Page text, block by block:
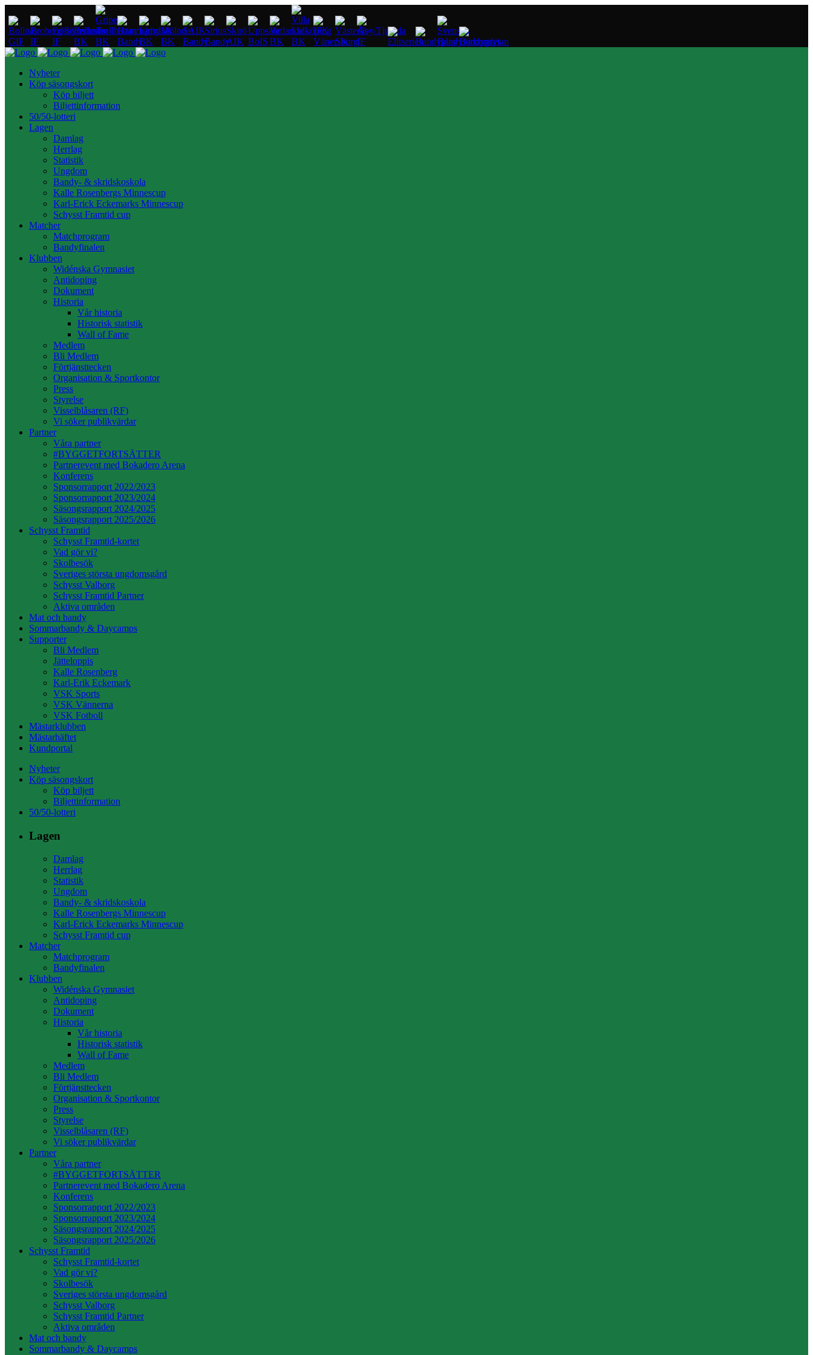
Nyheter
Köp säsongskort
Köp biljett
Biljettinformation
50/50-lotteri
Lagen
Damlag
Herrlag
Statistik
Ungdom
Bandy- & skridskoskola
Kalle Rosenbergs Minnescup
Karl-Erick Eckemarks Minnescup
Schysst Framtid cup
Matcher
Matchprogram
Bandyfinalen
Klubben
Widénska Gymnasiet
Antidoping
Dokument
Historia
Vår historia
Historisk statistik
Wall of Fame
Medlem
Bli Medlem
Förtjänsttecken
Organisation & Sportkontor
Press
Styrelse
Visselblåsaren (RF)
Vi söker publikvärdar
Partner
Våra partner
#BYGGETFORTSÄTTER
Partnerevent med Bokadero Arena
Konferens
Sponsorrapport 2022/2023
Sponsorrapport 2023/2024
Säsongsrapport 2024/2025
Säsongsrapport 2025/2026
Schysst Framtid
Schysst Framtid-kortet
Vad gör vi?
Skolbesök
Sveriges största ungdomsgård
Schysst Valborg
Schysst Framtid Partner
Aktiva områden
Mat och bandy
Sommarbandy & Daycamps
Supporter
Bli Medlem
Jätteloppis
Kalle Rosenberg
Karl-Erik Eckemark
VSK Sports
VSK Vännerna
VSK Fotboll
Mästarklubben
Mästarhäftet
Kundportal
Nyheter
Köp säsongskort
Köp biljett
Biljettinformation
50/50-lotteri
Lagen
Damlag
Herrlag
Statistik
Ungdom
Bandy- & skridskoskola
Kalle Rosenbergs Minnescup
Karl-Erick Eckemarks Minnescup
Schysst Framtid cup
Matcher
Matchprogram
Bandyfinalen
Klubben
Widénska Gymnasiet
Antidoping
Dokument
Historia
Vår historia
Historisk statistik
Wall of Fame
Medlem
Bli Medlem
Förtjänsttecken
Organisation & Sportkontor
Press
Styrelse
Visselblåsaren (RF)
Vi söker publikvärdar
Partner
Våra partner
#BYGGETFORTSÄTTER
Partnerevent med Bokadero Arena
Konferens
Sponsorrapport 2022/2023
Sponsorrapport 2023/2024
Säsongsrapport 2024/2025
Säsongsrapport 2025/2026
Schysst Framtid
Schysst Framtid-kortet
Vad gör vi?
Skolbesök
Sveriges största ungdomsgård
Schysst Valborg
Schysst Framtid Partner
Aktiva områden
Mat och bandy
Sommarbandy & Daycamps